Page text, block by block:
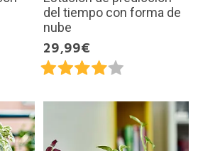
del tiempo con forma de
nube
29,99€